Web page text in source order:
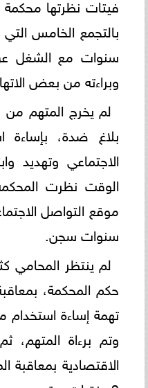
فيتات نظرتها محكمة
سنوات مع الشغل عن
وبراءته من بعض
لم يخرج المتهم
بلاغ ضدة، بإساءة
الاجتماعي وتهديد
الوقت نظرت
سنوات سجن.
لم ينتظر المحامي
تهمة إساءة استخدام
وتم برءاة
الاقتصادية